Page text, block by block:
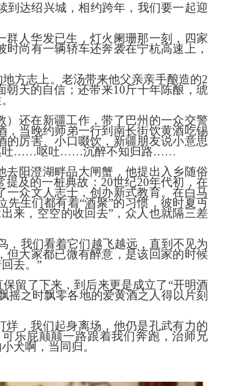
到达绍兴城，相约跨年，我们要一起迎
人华发已生，灯火阑珊那一刻，四家
尚有一辆轿车还奔袭在宁杭高速上，
方志上。老汤带来他父亲亲手酿造的2
天的自信；还带来10斤十年陈酿，琥
还在新疆工作，带了巴州的一众交警
，当晚约师弟一行到南长街饮黄酒吃锡
厉害、小口啜饮，新疆朋友说小意思
……呕吐……沉醉不知归路……
阳澄湖畔品大闸蟹，他提出入乡随俗
提及的一桩典故：20世纪20年代初，在
众文人志士，创办新式教育。在白马
生们都有着“酒聚”的习惯，彼时夏丏
来，空空的收回去”，众人也就隔三差
，我们看着它们越飞越远，直到不见为
但大家都已微有醉意，是该回家的时候
去。”
留了下来，到后来更是成立了 “开明酒
摇之时飘零各地的爱黄酒之人得以片刻
，我们起身离场，他仍是孔武有力的
可乐屁颠颠一路跟着我们奔跑，治师兄
犬啊，当同归。